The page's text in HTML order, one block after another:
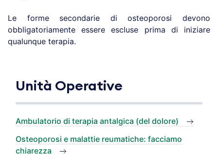
Le forme secondarie di osteoporosi devono
obbligatoriamente essere escluse prima di iniziare
qualunque terapia.
Unità Operative
Ambulatorio di terapia antalgica (del dolore)
Osteoporosi e malattie reumatiche: facciamo
chiarezza